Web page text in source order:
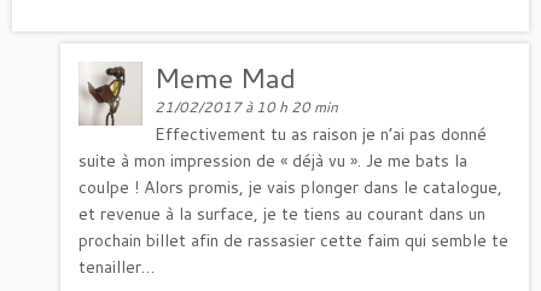
Meme Mad
21/02/2017 à 10 h 20 min
Effectivement tu as raison je n’ai pas donné
suite à mon impression de « déjà vu ». Je me bats la
coulpe ! Alors promis, je vais plonger dans le catalogue,
et revenue à la surface, je te tiens au courant dans un
prochain billet afin de rassasier cette faim qui semble te
tenailler…